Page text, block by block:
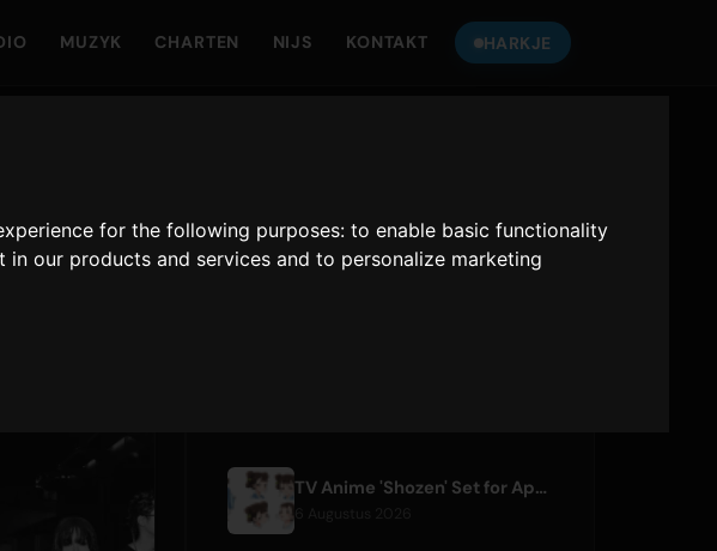
for the following purposes:to enable basic functionality
in our products and services and to personalize marketing
MUZYK CHARTEN NIJS KONTAKT HARKJE
Only Hits Japan
TV Anime 'Shozen' Set for April 2027 Premiere on Fuji TV